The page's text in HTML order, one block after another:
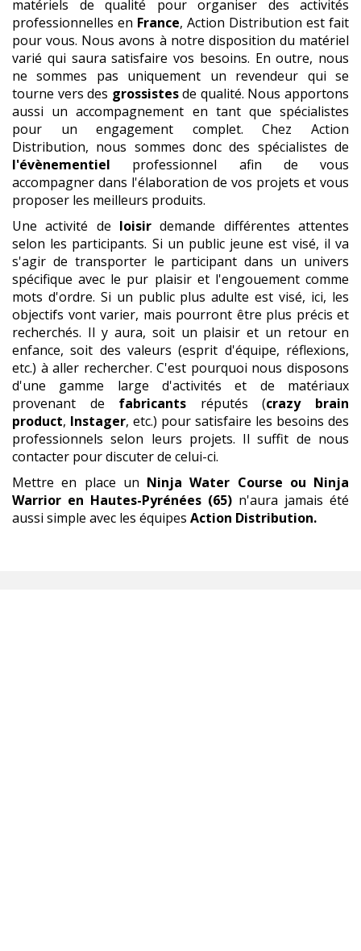
Si vous êtes à la recherche (achat , location) de
matériels de qualité pour organiser des activités
professionnelles enFrance, Action Distribution est fait
pour vous. Nous avons à notre disposition du matériel
varié qui saura satisfaire vos besoins. En outre, nous
ne sommes pas uniquement un revendeur qui se
tourne vers desgrossistesde qualité. Nous apportons
aussi un accompagnement en tant que spécialistes
pour un engagement complet. Chez Action
Distribution, nous sommes donc des spécialistes de
l'évènementielprofessionnel afin de vous
accompagner dans l'élaboration de vos projets et vous
proposer les meilleurs produits.
Une activité deloisir demande différentes attentes
selon les participants. Si un public jeune est visé, il va
s'agir de transporter le participant dans un univers
spécifique avec le pur plaisir et l'engouement comme
mots d'ordre. Si un public plus adulte est visé, ici, les
objectifs vont varier, mais pourront être plus précis et
recherchés. Il y aura, soit un plaisir et un retour en
enfance, soit des valeurs (esprit d'équipe, réflexions,
etc.) à aller rechercher. C'est pourquoi nous disposons
d'une gamme large d'activités et de matériaux
provenant defabricantsréputés (crazy brain
product,Instager, etc.) pour satisfaire les besoins des
professionnels selon leurs projets. Il suffit de nous
contacter pour discuter de celui-ci.
Mettre en place un Ninja Water Course ou Ninja
Warrior en Hautes-Pyrénées (65) n'aura jamais été